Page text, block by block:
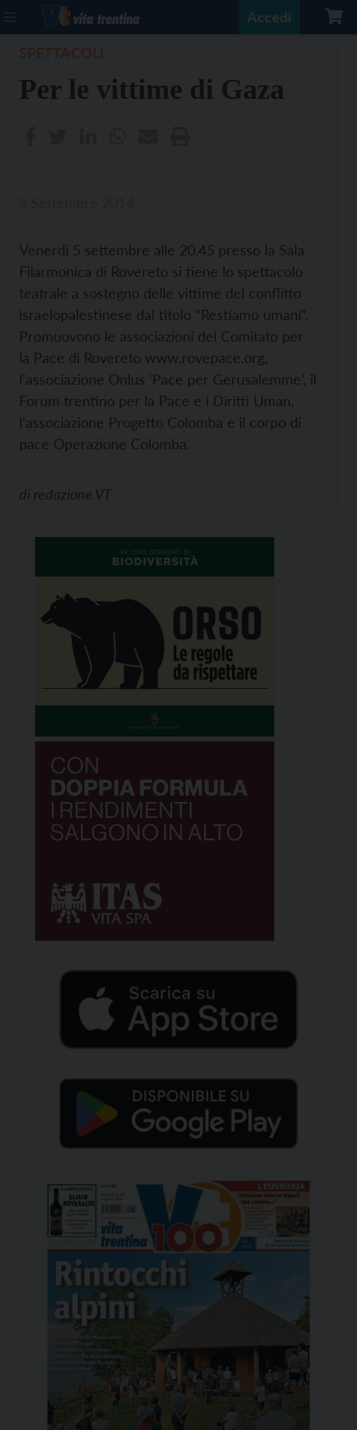
Accedi
Per le vittime di Gaza
Venerdì 5 settembre alle 20.45 presso la Sala
Filarmonica di Rovereto si tiene lo spettacolo
teatrale a sostegno delle vittime del conflitto
israelopalestinese dal titolo “Restiamo umani”.
Promuovono le associazioni del Comitato per
la Pace di Rovereto www.rovepace.org,
l’associazione Onlus ‘Pace per Gerusalemme’, il
Forum trentino per la Pace e i Diritti Uman,
l’associazione Progetto Colomba e il corpo di
pace Operazione Colomba.
di redazione VT